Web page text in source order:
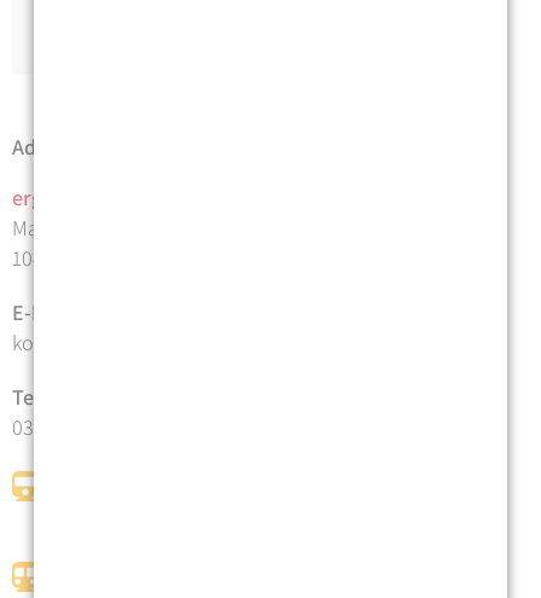
Adresse | Anfahrt
ergo
Malmöer Straße 14
10439 Berlin
E-Mail
kontakt@ergotherapie-mosblech.de
Telefon
030 - 91483226